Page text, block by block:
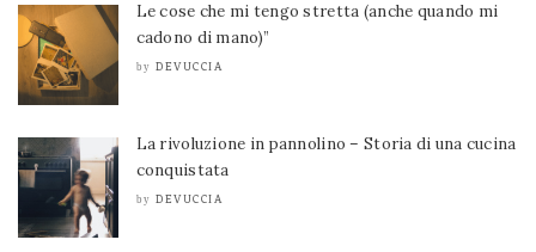
Le cose che mi tengo stretta (anche quando mi
cadono di mano)”
by DEVUCCIA
La rivoluzione in pannolino – Storia di una cucina
conquistata
by DEVUCCIA